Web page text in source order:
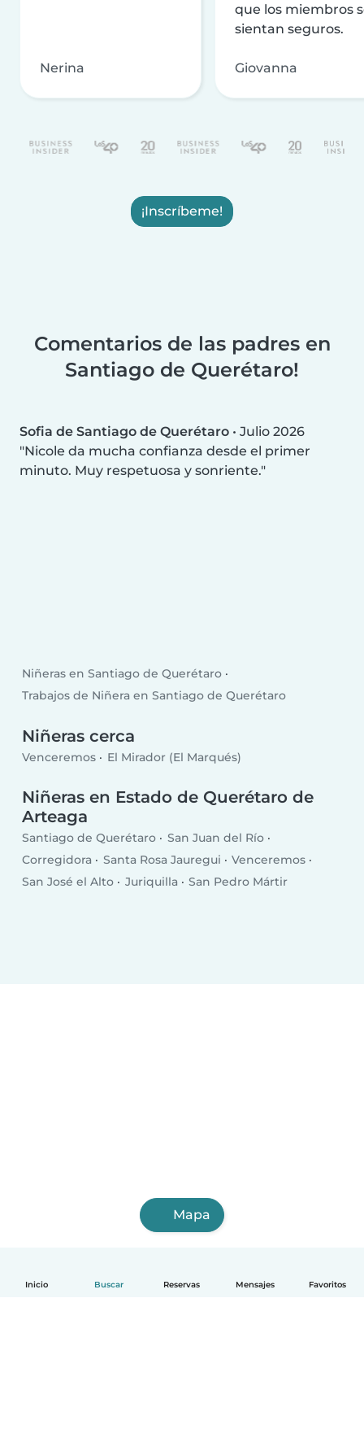
Inicio Buscar Reservas Mensajes Favoritos
Nerina
que los miembros
sientan seguros.
Giovanna
¡Inscríbeme!
Comentarios de las padres en
Santiago de Querétaro!
Sofia de Santiago de Querétaro • Julio 2026
Nicole da mucha confianza desde el primer
minuto. Muy respetuosa y sonriente.
Niñeras en Santiago de Querétaro
Trabajos de Niñera en Santiago de Querétaro
Niñeras cerca
Venceremos El Mirador (El Marqués)
Niñeras en Estado de Querétaro de
Arteaga
Santiago de Querétaro
San Juan del Río
Corregidora
Santa Rosa Jauregui
Venceremos
San José el Alto
Juriquilla San Pedro Mártir
Mapa